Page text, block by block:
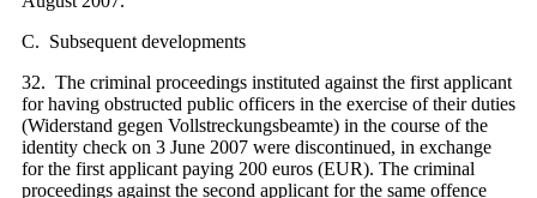
C. Subsequent developments
32. The criminal proceedings instituted against the first applicant
for having obstructed public officers in the exercise of their duties
(Widerstand gegen Vollstreckungsbeamte) in the course of the
identity check on 3 June 2007 were discontinued, in exchange
for the first applicant paying 200 euros (EUR). The criminal
proceedings against the second applicant for the same offence